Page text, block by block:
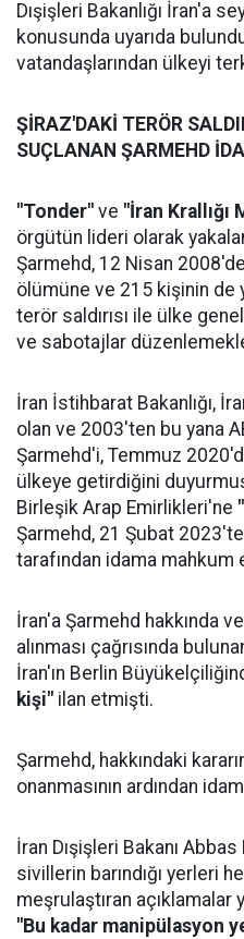
Dışişleri Bakanlığı İran'a
konusunda uyarıda
vatandaşlarından ülkeyi
ŞİRAZ'DAKİ TERÖR
SUÇLANAN ŞARMEHD
"Tonder" ve "İran Krallığı
örgütün lideri olarak
Şarmehd, 12 Nisan
ölümüne ve 215 kişinin de
terör saldırısı ile ülke
ve sabotajlar
İran İstihbarat Bakanlığı,
olan ve 2003'ten bu yana
Şarmehd'i, Temmuz
ülkeye getirdiğini
Birleşik Arap Emirlikleri'ne
Şarmehd, 21 Şubat 2023'te
tarafından idama mahkum
İran'a Şarmehd hakkında
alınması çağrısında
İran'ın Berlin
kişi" ilan etmişti.
Şarmehd, hakkındaki
onanmasının ardından
İran Dışişleri Bakanı
sivillerin barındığı yerleri
meşrulaştıran
"Bu kadar manipülasyon